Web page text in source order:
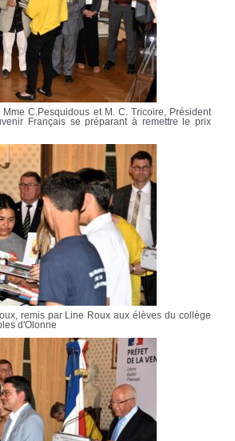
Mme C.Pesquidous et M. C. Tricoire, Président
Français se préparant à remettre le prix
remis par Line Roux aux élèves du collège
d'Olonne